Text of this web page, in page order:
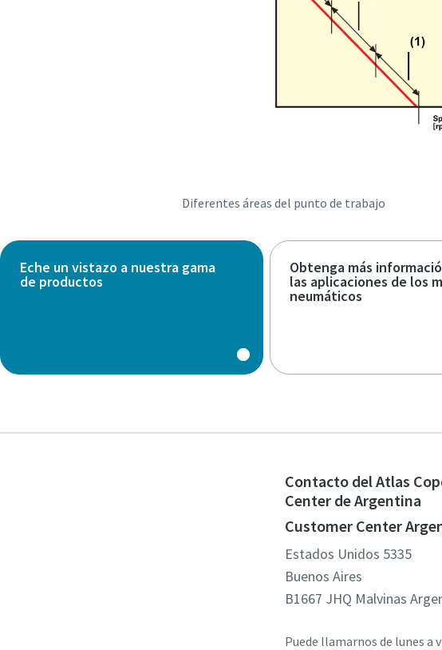
Diferentes áreas del punto de trabajo
Eche un vistazo a nuestra gama
de productos
Obtenga más
las aplicaciones de los
neumáticos
Contacto del Atlas
Center de Argentina
Customer Center
Estados Unidos 5335
Buenos Aires
B1667 JHQ Malvinas
Puede llamarnos de lunes a